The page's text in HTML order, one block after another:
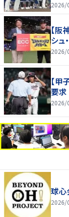
2026/
【阪
シュ
2026/
【甲
要
2026/
球心
2026/